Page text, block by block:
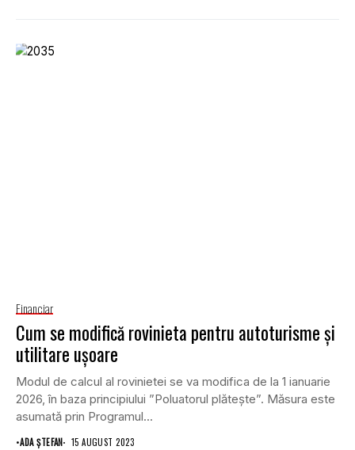
Financiar
Cum se modifică rovinieta pentru autoturisme și
utilitare ușoare
Modul de calcul al rovinietei se va modifica de la 1 ianuarie
2026, în baza principiului ”Poluatorul plătește”. Măsura este
asumată prin Programul...
•ADA ȘTEFAN 15 AUGUST 2023